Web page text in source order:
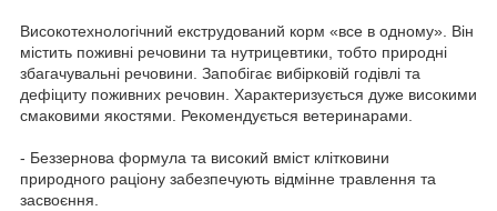
Високотехнологічний екструдований корм «все в одному». Він
містить поживні речовини та нутрицевтики, тобто природні
збагачувальні речовини. Запобігає вибірковій годівлі та
дефіциту поживних речовин. Характеризується дуже високими
смаковими якостями. Рекомендується ветеринарами.
- Беззернова формула та високий вміст клітковини
природного раціону забезпечують відмінне травлення та
засвоєння.